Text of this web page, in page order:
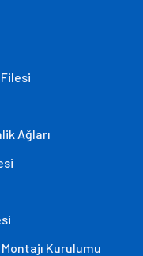
Ağları
Kurulumu